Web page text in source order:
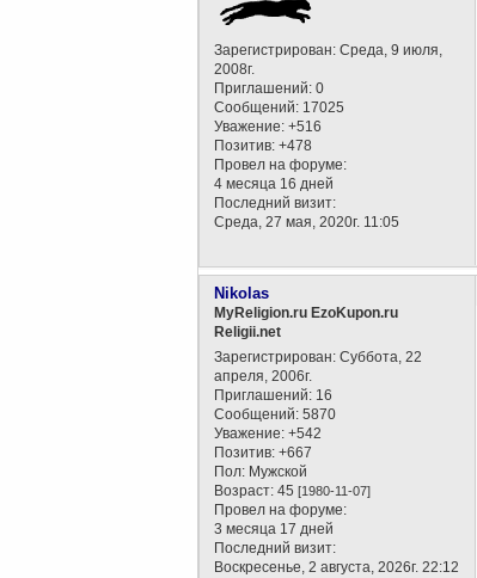
Зарегистрирован: Среда, 9 июля,
2008г.
Приглашений: 0
Сообщений: 17025
Уважение: +516
Позитив: +478
Провел на форуме:
4 месяца 16 дней
Последний визит:
Среда, 27 мая, 2020г. 11:05
Nikolas
MyReligion.ru EzoKupon.ru
Religii.net
Зарегистрирован: Суббота, 22
апреля, 2006г.
Приглашений: 16
Сообщений: 5870
Уважение: +542
Позитив: +667
Пол: Мужской
Возраст: 45[1980-11-07]
Провел на форуме:
3 месяца 17 дней
Последний визит:
Воскресенье, 2 августа, 2026г. 22:12